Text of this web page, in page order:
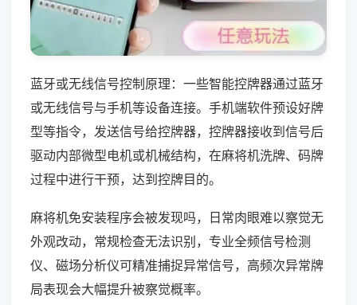
蓝牙或无线信号控制原理：一些智能控牌器通过蓝牙
或无线信号与手机等设备连接。手机端软件预设好牌
型等指令，发送信号给控牌器，控牌器接收到信号后
驱动内部微型电机或机械结构，在麻将机洗牌、码牌
过程中进行干预，达到控牌目的。
麻将机免安装程序会被发现吗，日常肉眼难以察觉无
外观改动，常规检查无法识别，专业全频信号检测
仪、磁场分析仪可精准捕捉异常信号，高频次异常牌
局表现会大幅提升被察觉概率。